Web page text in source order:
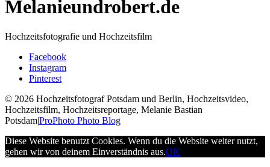
Melanieundrobert.de
Hochzeitsfotografie und Hochzeitsfilm
Facebook
Instagram
Pinterest
© 2026 Hochzeitsfotograf Potsdam und Berlin, Hochzeitsvideo,
Hochzeitsfilm, Hochzeitsreportage, Melanie Bastian
Potsdam|ProPhoto Photo Blog
Diese Website benutzt Cookies. Wenn du die Website weiter nutzt,
gehen wir von deinem Einverständnis aus.OK